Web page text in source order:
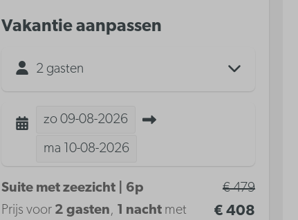
Vakantie aanpassen
2 gasten
zo 09-08-2026
ma 10-08-2026
€ 479
€ 408
Suite met zeezicht | 6p
Prijs voor 2 gasten, 1 nacht met